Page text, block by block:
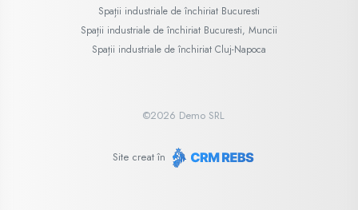
Spații industriale de închiriat Bucuresti
Spații industriale de închiriat Bucuresti, Muncii
Spații industriale de închiriat Cluj-Napoca
©2026 Demo SRL
Site creat în